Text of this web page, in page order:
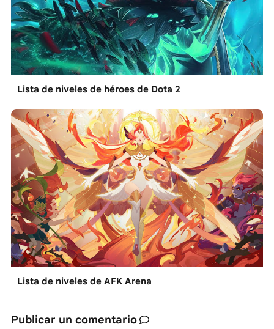
Lista de niveles de héroes de Dota 2
Lista de niveles de AFK Arena
Publicar un comentario